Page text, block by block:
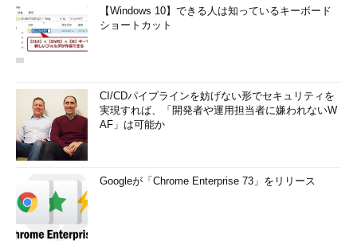
【Windows 10】できる人は知っているキーボード
ショートカット
CI/CDパイプラインを妨げない形でセキュリティを
実現すれば、「開発者や運用担当者に嫌われないW
AF」は可能か
Googleが「Chrome Enterprise 73」をリリース